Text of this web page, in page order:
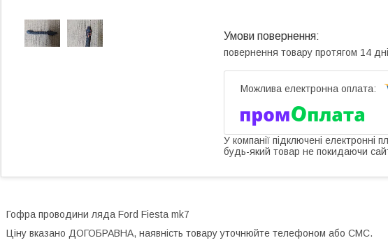
повернення товару протягом 14
У компанії підключені електронні
будь-який товар не покидаючи
Гофра проводини ляда Ford Fiesta mk7
Ціну вказано ДОГОБРАВНА, наявність товару уточнюйте телефоном або СМС.